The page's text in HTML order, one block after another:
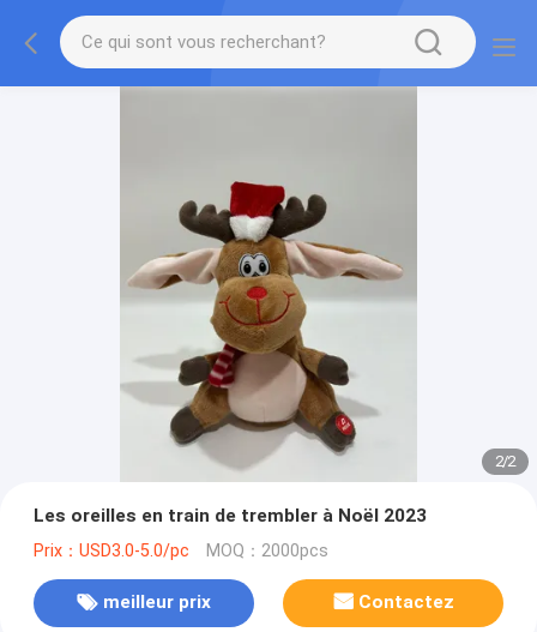
2/2
Les oreilles en train de trembler à Noël 2023
Prix：USD3.0-5.0/pc MOQ：2000pcs
meilleur prix Contactez